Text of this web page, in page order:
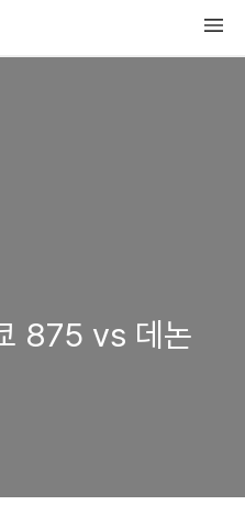
875 vs 데논